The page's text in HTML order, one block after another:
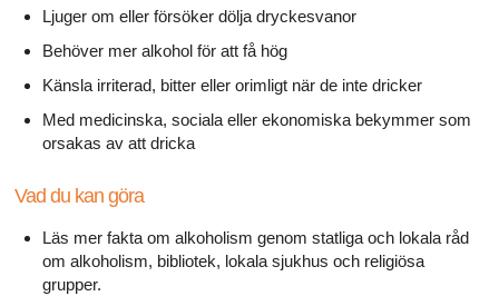
Ljuger om eller försöker dölja dryckesvanor
Behöver mer alkohol för att få hög
Känsla irriterad, bitter eller orimligt när de inte dricker
Med medicinska, sociala eller ekonomiska bekymmer som
orsakas av att dricka
Vad du kan göra
Läs mer fakta om alkoholism genom statliga och lokala råd
om alkoholism, bibliotek, lokala sjukhus och religiösa
grupper.